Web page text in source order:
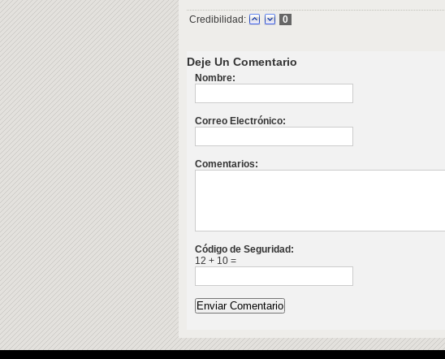
Credibilidad: 0
Deje Un Comentario
Nombre:
Correo Electrónico:
Comentarios:
Código de Seguridad:
12 + 10 =